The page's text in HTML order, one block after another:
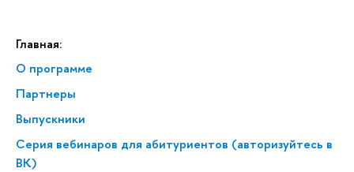
Главная:
О программе
Партнеры
Выпускники
Серия вебинаров для абитуриентов (авторизуйтесь в
ВК)